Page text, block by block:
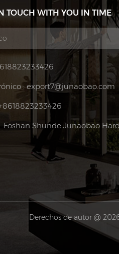
TOUCH WITH YOU IN TIME
: export7@junaobao.com
Foshan Shunde Junaobao
Derechos de autor @